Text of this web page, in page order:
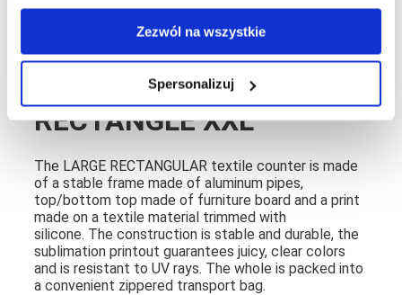
Zezwól na wszystkie
Spersonalizuj
HOW TO PREPARE FILES FOR PRINTING?
FABRIC COUNTER
RECTANGLE XXL
The LARGE RECTANGULAR textile counter is made
of a stable frame made of aluminum pipes,
top/bottom top made of furniture board and a print
made on a textile material trimmed with
silicone. The construction is stable and durable, the
sublimation printout guarantees juicy, clear colors
and is resistant to UV rays. The whole is packed into
a convenient zippered transport bag.